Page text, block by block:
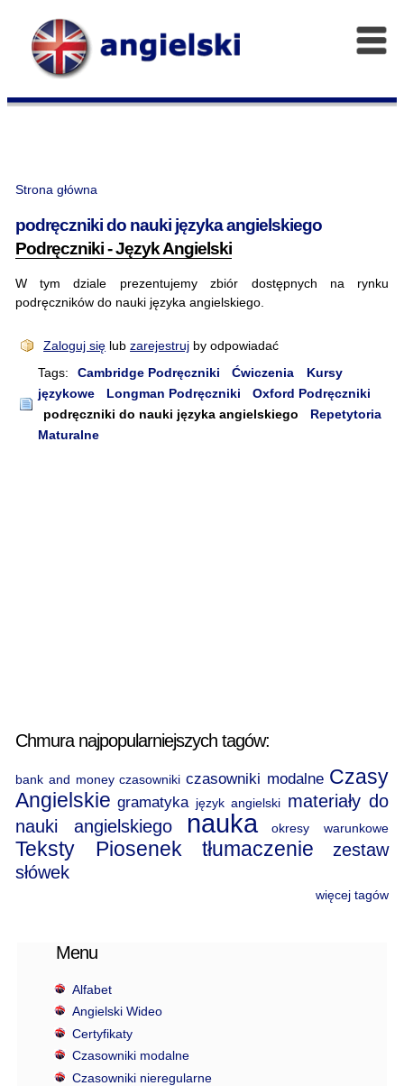
Strona główna
podręczniki do nauki języka angielskiego
Podręczniki - Język Angielski
W tym dziale prezentujemy zbiór dostępnych na rynku
podręczników do nauki języka angielskiego.
Zaloguj się lubzarejestruj by odpowiadać
Tags:
Cambridge Podręczniki Ćwiczenia
Kursy
językowe
Longman Podręczniki
Oxford Podręczniki
podręczniki do nauki języka angielskiego
Repetytoria
Maturalne
Chmura najpopularniejszych tagów:
bank and money czasowniki czasowniki modalne Czasy
Angielskie gramatyka język angielski materiały do
nauki angielskiego
nauka okresy warunkowe
Teksty Piosenek tłumaczenie
zestaw
słówek
więcej tagów
Menu
Alfabet
Angielski Wideo
Certyfikaty
Czasowniki modalne
Czasowniki nieregularne